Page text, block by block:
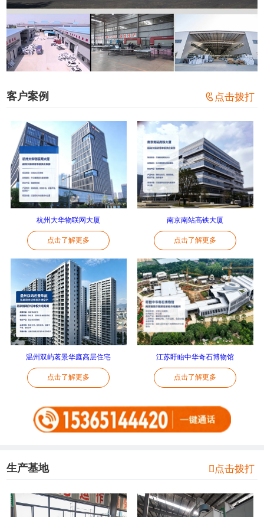
客户案例  点击拨打
杭州大华物联网大厦
点击了解更多
南京南站高铁大厦
点击了解更多
温州双屿茗景华庭高层住宅
点击了解更多
江苏盱眙中华奇石博物馆
点击了解更多
生产基地 点击拨打